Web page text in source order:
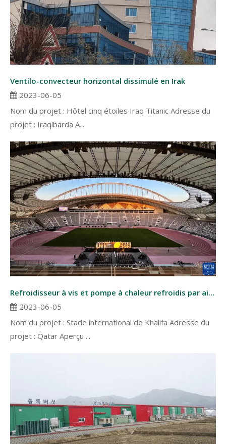
Ventilo-convecteur horizontal dissimulé en Irak
2023-06-05
Nom du projet : Hôtel cinq étoiles Iraq Titanic Adresse du
projet : Iraqibarda A...
Refroidisseur à vis et pompe à chaleur refroidis par air au Qatar
2023-06-05
Nom du projet : Stade international de Khalifa Adresse du
projet : Qatar Aperçu ...